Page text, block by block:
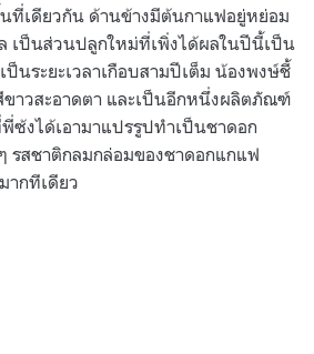
ที่เดียวกัน ด้านข้างมีต้นกาแฟอยู่หย่อม
เป็นส่วนปลูกใหม่ที่เพิ่งได้ผลในปีนี้เป็น
นระยะเวลาเกือบสามปีเต็ม น้องพงษ์ชี้
ขาวสะอาดตา และเป็นอีกหนึ่งผลิตภัณฑ์
ซ้งได้เอามาแปรรูปทำเป็นชาดอก
รสชาติกลมกล่อมของชาดอกแกแฟ
ากทีเดียว